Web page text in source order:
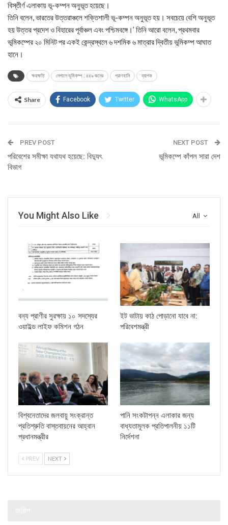
বিস্তীর্ণ এলাকায় ভূ-কম্পন অনুভূত হয়েছে।
তিনি বলেন, ভারতের উত্তরাঞ্চলে শক্তিশালী ভূ-কম্পন অনুভূত হয়। সবচেয়ে বেশি অনুভূত
হয় উত্তর প্রদেশ ও বিহারের পূর্বাঞ্চল এবং পশ্চিমবঙ্গে।’ তিনি আরো বলেন, প্রথমবার
ভূমিকম্পের ২০ মিনিট পর একই কেন্দ্রস্থলে ৬ দশমিক ৬ মাত্রার দ্বিতীয় ভূমিকম্প আঘাত
হানে।
ক্ষয়ক্ষতি নেপালে ভূমিকম্প : ৪৪৯ জনের প্রাণহানি ব্যাপক
Share Facebook Twitter WhatsApp
PREV POST
পরিবেশের সমীক্ষা যথাযথ হয়েছে: বিদ্যুৎ
বিভাগ
NEXT POST
ভূমিকম্পে কাঁপল সারা দেশ
All
You Might Also Like
বন্য প্রাণীর সুরক্ষায় ১০ সদস্যের
ওয়াইল্ড লাইফ কমিশন গঠন
ইট ভাটায় কাঠ পোড়ানো যাবে না:
পরিবেশমন্ত্রী
বিশ্বনেতাদের জলবায়ু সংক্রান্ত
প্রতিশ্রুতি বাস্তবায়নের আহ্বান
প্রধানমন্ত্রীর
পানি সংকটাপন্ন এলাকার জন্য
বাধ্যতামূলক প্রতিপালনীয় ১১টি
নির্দেশনা
PREV NEXT